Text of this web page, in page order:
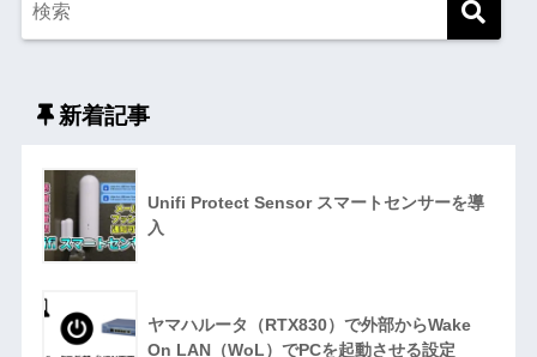
新着記事
Unifi Protect Sensor スマートセンサーを導
入
ヤマハルータ（RTX830）で外部からWake
On LAN（WoL）でPCを起動させる設定